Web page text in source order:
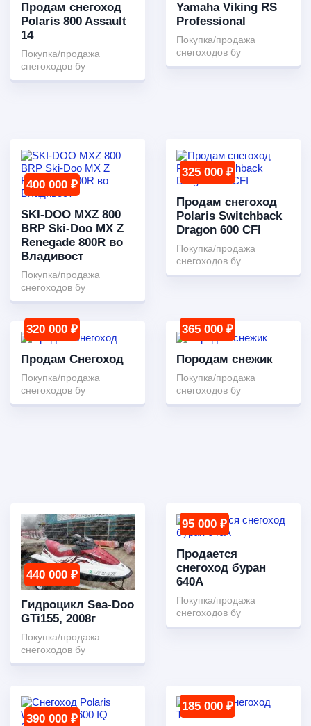
Продам снегоход
Polaris 800 Assault
14
Покупка/продажа
снегоходов бу
Yamaha Viking RS
Professional
Покупка/продажа
снегоходов бу
400 000 ₽
SKI-DOO MXZ 800
BRP Ski-Doo MX Z
Renegade 800R во
Владивост
Покупка/продажа
снегоходов бу
325 000 ₽
Продам снегоход
Polaris Switchback
Dragon 600 CFI
Покупка/продажа
снегоходов бу
320 000 ₽
Продам Снегоход
Покупка/продажа
снегоходов бу
365 000 ₽
Породам снежик
Покупка/продажа
снегоходов бу
440 000 ₽
Гидроцикл Sea-Doo
GTi155, 2008г
Покупка/продажа
снегоходов бу
95 000 ₽
Продается
снегоход буран
640А
Покупка/продажа
снегоходов бу
390 000 ₽
185 000 ₽